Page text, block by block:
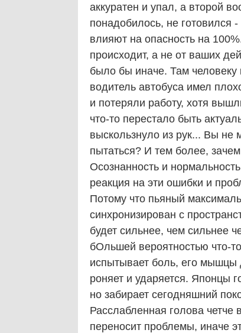
аккуратен и упал, а второй
понадобилось, не готовился
влияют на опасность на
происходит, а не от ваших
было бы иначе. Там человеку
водитель автобуса имел
и потеряли работу, хотя
что-то перестало быть
выскользнуло из рук... Вы не
пытаться? И тем более,
Осознанность и
реакция на эти ошибки и
Потому что пьяный
синхронизирован с
будет сильнее, чем сильнее
бОльшей вероятностью что-
испытывает боль, его мышцы
роняет и ударяется. Японцы
но забирает сегодняшний
Расслабленная голова четче
переносит проблемы, иначе